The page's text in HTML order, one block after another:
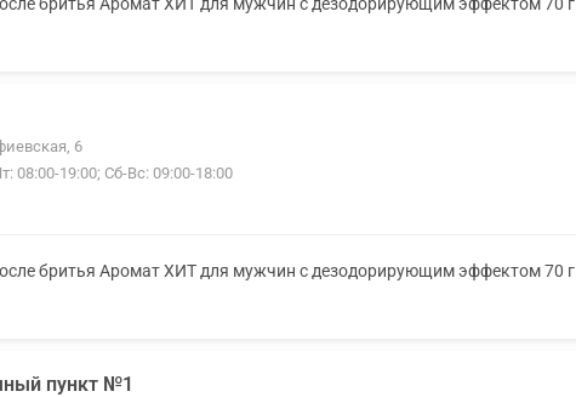
6
08:00-19:00; Сб-Вс: 09:00-18:00
бритья Аромат ХИТ для мужчин с дезодорирующим эффектом 70 г
пункт №1